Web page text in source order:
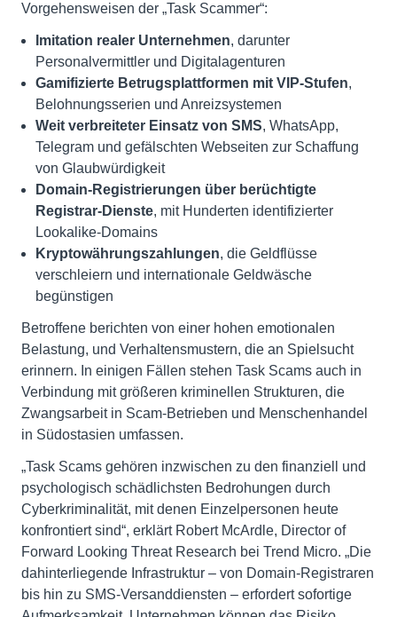
Vorgehensweisen der „Task Scammer“:
Imitation realer Unternehmen, darunter
Personalvermittler und Digitalagenturen
Gamifizierte Betrugsplattformen mit VIP-Stufen,
Belohnungsserien und Anreizsystemen
Weit verbreiteter Einsatz von SMS, WhatsApp,
Telegram und gefälschten Webseiten zur Schaffung
von Glaubwürdigkeit
Domain-Registrierungen über berüchtigte
Registrar-Dienste, mit Hunderten identifizierter
Lookalike-Domains
Kryptowährungszahlungen, die Geldflüsse
verschleiern und internationale Geldwäsche
begünstigen
Betroffene berichten von einer hohen emotionalen
Belastung, und Verhaltensmustern, die an Spielsucht
erinnern. In einigen Fällen stehen Task Scams auch in
Verbindung mit größeren kriminellen Strukturen, die
Zwangsarbeit in Scam-Betrieben und Menschenhandel
in Südostasien umfassen.
„Task Scams gehören inzwischen zu den finanziell und
psychologisch schädlichsten Bedrohungen durch
Cyberkriminalität, mit denen Einzelpersonen heute
konfrontiert sind“, erklärt Robert McArdle, Director of
Forward Looking Threat Research bei Trend Micro. „Die
dahinterliegende Infrastruktur – von Domain-Registraren
bis hin zu SMS-Versanddiensten – erfordert sofortige